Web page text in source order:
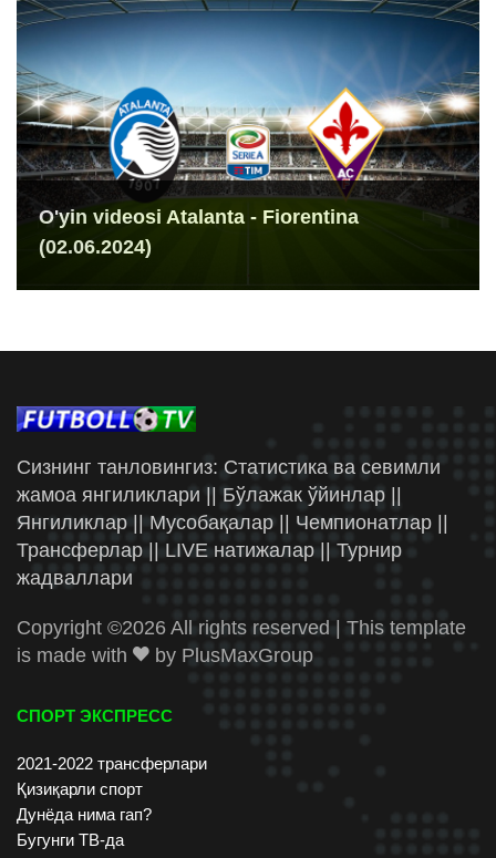
O'yin videosi Atalanta - Fiorentina
(02.06.2024)
Сизнинг танловингиз: Статистика ва севимли
жамоа янгиликлари || Бўлажак ўйинлар ||
Янгиликлар || Мусобақалар || Чемпионатлар ||
Трансферлар || LIVE натижалар || Турнир
жадваллари
Copyright ©2026 All rights reserved | This template
is made with
by PlusMaxGroup
СПОРТ ЭКСПРЕСС
2021-2022 трансферлари
Қизиқарли спорт
Дунёда нима гап?
Бугунги ТВ-да